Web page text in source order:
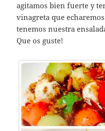
agitamos bien fuerte y
vinagreta que
tenemos nuestra
Que os guste!